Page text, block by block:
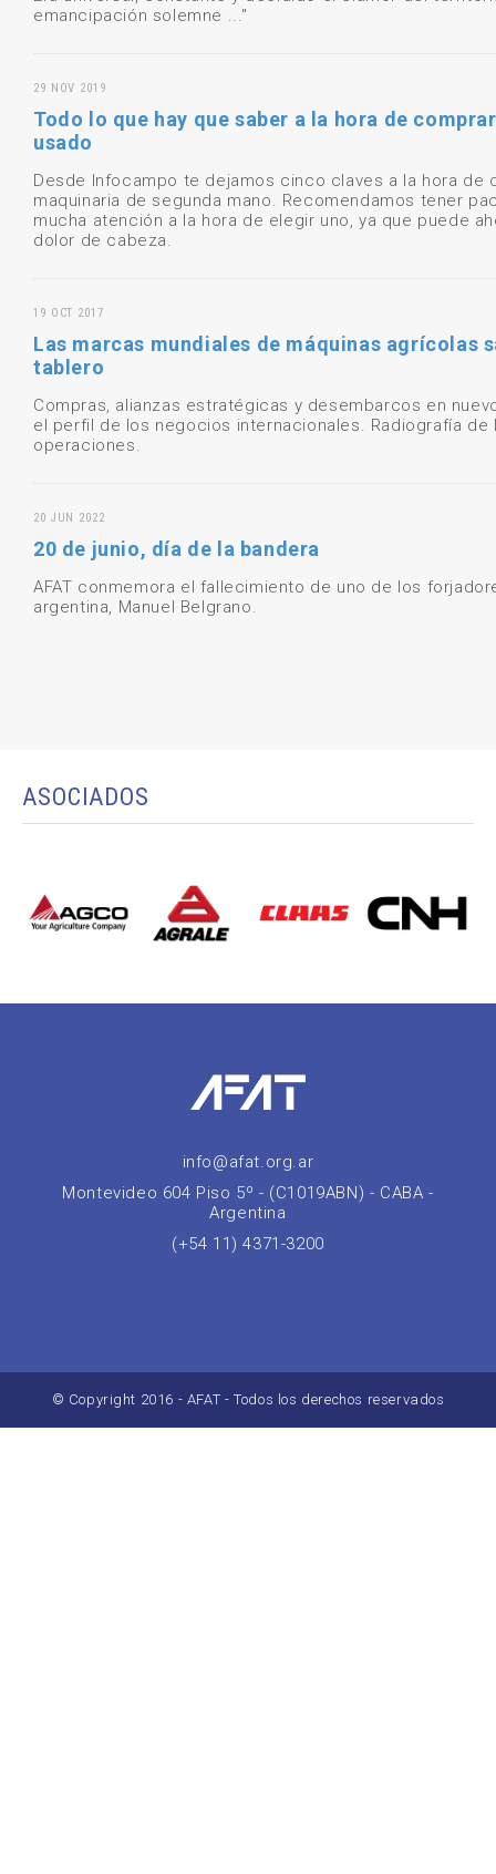
emancipación solemne ..."
29 NOV 2019
Todo lo que hay que saber a la hora de
usado
Desde Infocampo te dejamos cinco claves a la hora de
maquinaria de segunda mano. Recomendamos tener
mucha atención a la hora de elegir uno, ya que puede
dolor de cabeza.
19 OCT 2017
Las marcas mundiales de máquinas agrícolas
tablero
Compras, alianzas estratégicas y desembarcos en
el perfil de los negocios internacionales. Radiografía de
operaciones.
20 JUN 2022
20 de junio, día de la bandera
AFAT conmemora el fallecimiento de uno de los
argentina, Manuel Belgrano.
ASOCIADOS
info@afat.org.ar
Montevideo 604 Piso 5º - (C1019ABN) - CABA -
Argentina
(+54 11) 4371-3200
© Copyright 2016 - AFAT - Todos los derechos reservados